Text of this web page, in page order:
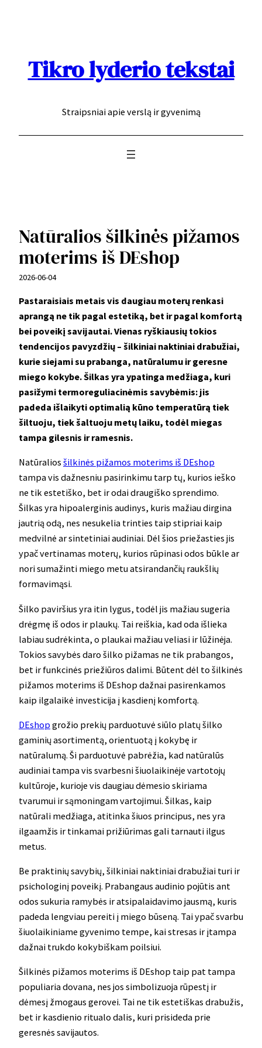
Tikro lyderio tekstai
Straipsniai apie verslą ir gyvenimą
Natūralios šilkinės pižamos
moterims iš DEshop
2026-06-04
Pastaraisiais metais vis daugiau moterų renkasi
aprangą ne tik pagal estetiką, bet ir pagal komfortą
bei poveikį savijautai. Vienas ryškiausių tokios
tendencijos pavyzdžių – šilkiniai naktiniai drabužiai,
kurie siejami su prabanga, natūralumu ir geresne
miego kokybe. Šilkas yra ypatinga medžiaga, kuri
pasižymi termoreguliacinėmis savybėmis: jis
padeda išlaikyti optimalią kūno temperatūrą tiek
šiltuoju, tiek šaltuoju metų laiku, todėl miegas
tampa gilesnis ir ramesnis.
Natūralios šilkinės pižamos moterims iš DEshop
tampa vis dažnesniu pasirinkimu tarp tų, kurios ieško
ne tik estetiško, bet ir odai draugiško sprendimo.
Šilkas yra hipoalerginis audinys, kuris mažiau dirgina
jautrią odą, nes nesukelia trinties taip stipriai kaip
medvilnė ar sintetiniai audiniai. Dėl šios priežasties jis
ypač vertinamas moterų, kurios rūpinasi odos būkle ar
nori sumažinti miego metu atsirandančių raukšlių
formavimąsi.
Šilko paviršius yra itin lygus, todėl jis mažiau sugeria
drėgmę iš odos ir plaukų. Tai reiškia, kad oda išlieka
labiau sudrėkinta, o plaukai mažiau veliasi ir lūžinėja.
Tokios savybės daro šilko pižamas ne tik prabangos,
bet ir funkcinės priežiūros dalimi. Būtent dėl to šilkinės
pižamos moterims iš DEshop dažnai pasirenkamos
kaip ilgalaikė investicija į kasdienį komfortą.
DEshop grožio prekių parduotuvė siūlo platų šilko
gaminių asortimentą, orientuotą į kokybę ir
natūralumą. Ši parduotuvė pabrėžia, kad natūralūs
audiniai tampa vis svarbesni šiuolaikinėje vartotojų
kultūroje, kurioje vis daugiau dėmesio skiriama
tvarumui ir sąmoningam vartojimui. Šilkas, kaip
natūrali medžiaga, atitinka šiuos principus, nes yra
ilgaamžis ir tinkamai prižiūrimas gali tarnauti ilgus
metus.
Be praktinių savybių, šilkiniai naktiniai drabužiai turi ir
psichologinį poveikį. Prabangaus audinio pojūtis ant
odos sukuria ramybės ir atsipalaidavimo jausmą, kuris
padeda lengviau pereiti į miego būseną. Tai ypač svarbu
šiuolaikiniame gyvenimo tempe, kai stresas ir įtampa
dažnai trukdo kokybiškam poilsiui.
Šilkinės pižamos moterims iš DEshop taip pat tampa
populiaria dovana, nes jos simbolizuoja rūpestį ir
dėmesį žmogaus gerovei. Tai ne tik estetiškas drabužis,
bet ir kasdienio ritualo dalis, kuri prisideda prie
geresnės savijautos.